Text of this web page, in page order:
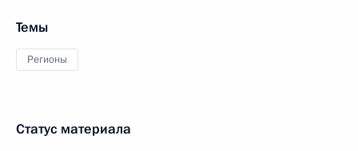
Темы
Регионы
Статус материала